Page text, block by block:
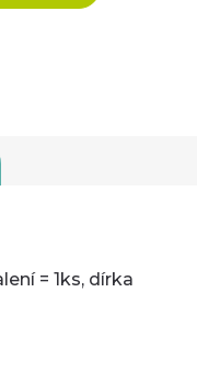
= 1ks, dírka